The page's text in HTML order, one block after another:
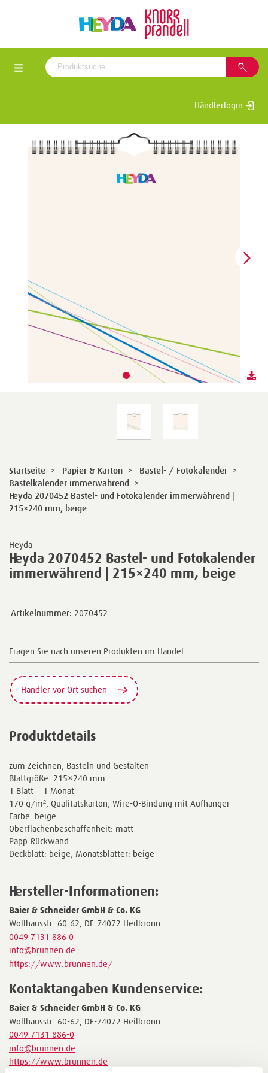
Händlerlogin
Heyda
Heyda 2070452 Bastel- und Fotokalender
immerwährend | 215×240 mm, beige
Startseite > Papier & Karton > Bastel- / Fotokalender >
Bastelkalender immerwährend
>
Heyda 2070452 Bastel- und Fotokalender immerwährend |
215×240 mm, beige
Artikelnummer: 2070452
Fragen Sie nach unseren Produkten im Handel:
Händler vor Ort suchen
Produktdetails
zum Zeichnen, Basteln und Gestalten
Blattgröße: 215×240 mm
1 Blatt = 1 Monat
170 g/m², Qualitätskarton, Wire-O-Bindung mit Aufhänger
Farbe: beige
Oberflächenbeschaffenheit: matt
Papp-Rückwand
Deckblatt: beige, Monatsblätter: beige
Hersteller-Informationen:
Baier & Schneider GmbH & Co. KG
Wollhausstr. 60-62, DE-74072 Heilbronn
0049 7131 886 0
info@brunnen.de
https://www.brunnen.de/
Kontaktangaben Kundenservice:
Baier & Schneider GmbH & Co. KG
Wollhausstr. 60-62, DE-74072 Heilbronn
0049 7131 886-0
info@brunnen.de
https://www.brunnen.de